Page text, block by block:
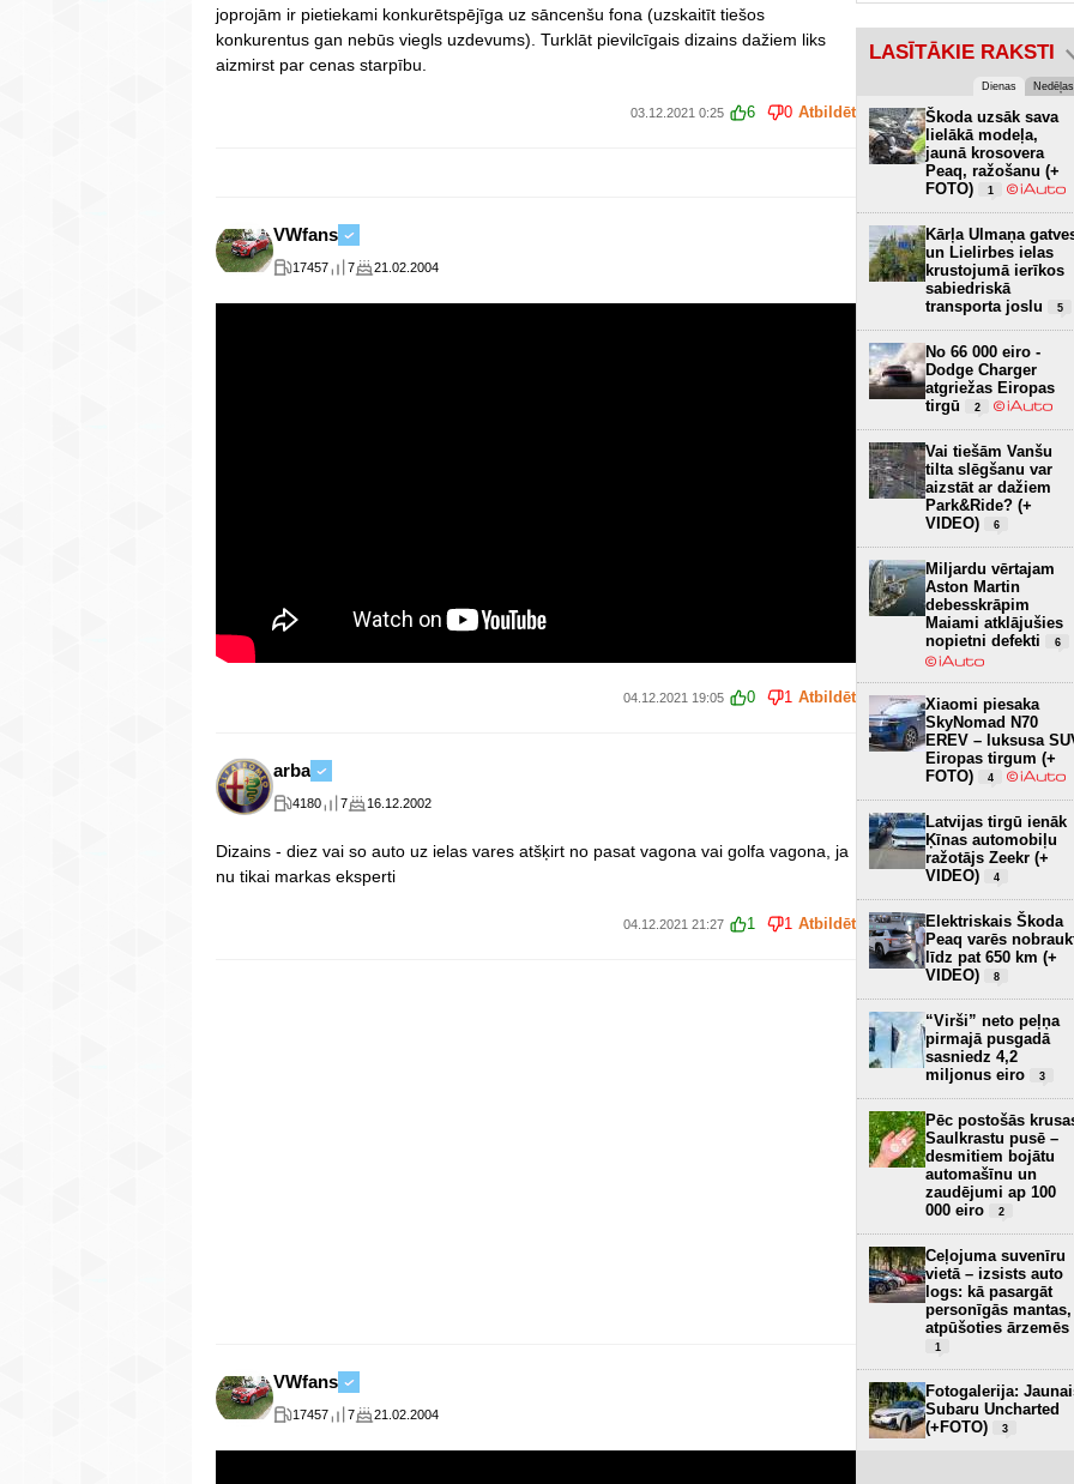
joprojām ir pietiekami konkurētspējīga uz sāncenšu fona (uzskaitīt tiešos
konkurentus gan nebūs viegls uzdevums). Turklāt pievilcīgais dizains dažiem liks
aizmirst par cenas starpību.
03.12.2021 0:25 6 0 Atbildēt
VWfans
17457 7 21.02.2004
04.12.2021 19:05 0 1 Atbildēt
arba
4180 7 16.12.2002
Dizains - diez vai so auto uz ielas vares atšķirt no pasat vagona vai golfa vagona, ja
nu tikai markas eksperti
04.12.2021 21:27 1 1 Atbildēt
VWfans
17457 7 21.02.2004
LASĪTĀKIE RAKSTI
Dienas Nedēļas
Škoda uzsāk sava
lielākā modeļa,
jaunā krosovera
Peaq, ražošanu (+
FOTO)
1
Kārļa Ulmaņa
un Lielirbes ielas
krustojumā ierīkos
sabiedriskā
transporta joslu
5
No 66 000 eiro -
Dodge Charger
atgriežas Eiropas
tirgū
2
Vai tiešām Vanšu
tilta slēgšanu var
aizstāt ar dažiem
Park&Ride? (+
VIDEO)
6
Miljardu vērtajam
Aston Martin
debesskrāpim
Maiami atklājušies
nopietni defekti
6
Xiaomi piesaka
SkyNomad N70
EREV – luksusa
Eiropas tirgum (+
FOTO)
4
Latvijas tirgū ienāk
Ķīnas automobiļu
ražotājs Zeekr (+
VIDEO)
4
Elektriskais Škoda
Peaq varēs
līdz pat 650 km (+
VIDEO)
8
“Virši” neto peļņa
pirmajā pusgadā
sasniedz 4,2
miljonus eiro
3
Pēc postošās
Saulkrastu pusē –
desmitiem bojātu
automašīnu un
zaudējumi ap 100
000 eiro
2
Ceļojuma suvenīru
vietā – izsists auto
logs: kā pasargāt
personīgās mantas,
atpūšoties ārzemēs
1
Fotogalerija:
Subaru Uncharted
(+FOTO)
3